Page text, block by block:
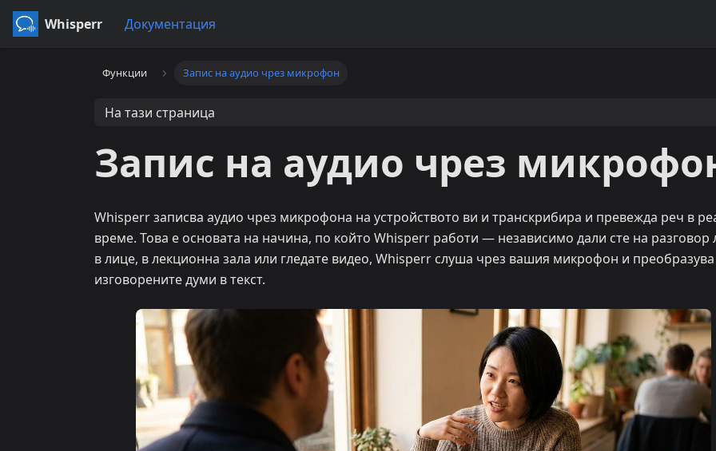
Whisperr Документация
Функции Запис на аудио чрез микрофон
На тази страница
Запис на аудио чрез
Whisperr записва аудио чрез микрофона на устройството ви и транскрибира и превежда реч в
време. Това е основата на начина, по който Whisperr работи — независимо дали сте на разговор
в лице, в лекционна зала или гледате видео, Whisperr слуша чрез вашия микрофон и преобразува
изговорените думи в текст.